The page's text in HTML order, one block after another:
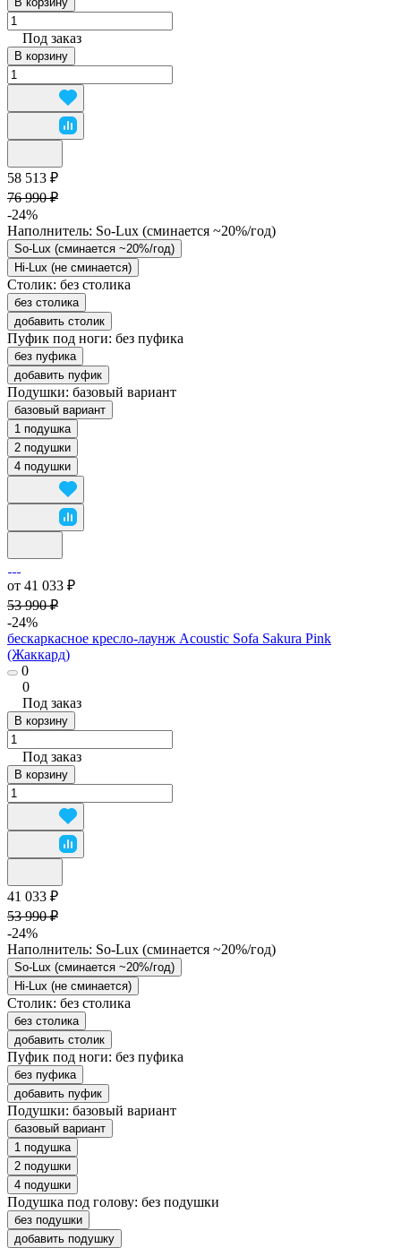
Под заказ
В корзину
58 513 ₽
76 990 ₽
-24%
Наполнитель: So-Lux (cминается ~20%/год)
So-Lux (cминается ~20%/год)
Hi-Lux (не сминается)
Столик: без столика
без столика
добавить столик
Пуфик под ноги: без пуфика
без пуфика
добавить пуфик
Подушки: базовый вариант
базовый вариант
1 подушка
2 подушки
4 подушки
от 41 033 ₽
53 990 ₽
-24%
бескаркасное кресло-лаунж Acoustic Sofa Sakura Pink
(Жаккард)
0
0
Под заказ
В корзину
Под заказ
В корзину
41 033 ₽
53 990 ₽
-24%
Наполнитель: So-Lux (cминается ~20%/год)
So-Lux (cминается ~20%/год)
Hi-Lux (не сминается)
Столик: без столика
без столика
добавить столик
Пуфик под ноги: без пуфика
без пуфика
добавить пуфик
Подушки: базовый вариант
базовый вариант
1 подушка
2 подушки
4 подушки
Подушка под голову: без подушки
без подушки
добавить подушку